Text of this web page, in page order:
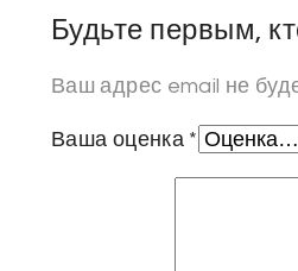
Будьте первым,
Ваш адрес email не
Ваша оценка *